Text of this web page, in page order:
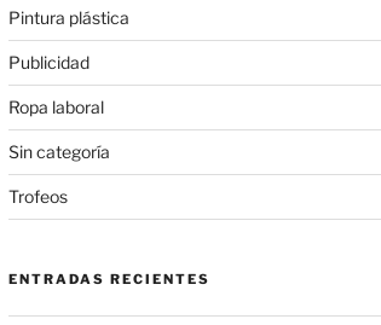
Pintura plástica
Publicidad
Ropa laboral
Sin categoría
Trofeos
ENTRADAS RECIENTES